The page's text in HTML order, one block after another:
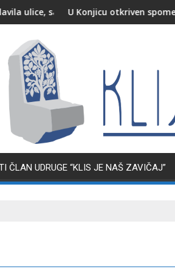
spomenik poginulim i nestalim
ČLAN UDRUGE “KLIS JE NAŠ ZAVIČAJ”